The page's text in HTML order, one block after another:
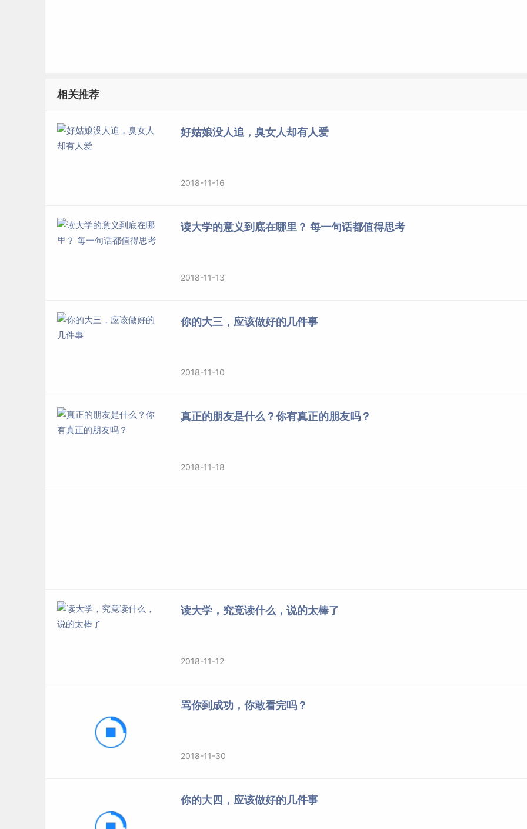
相关推荐
好姑娘没人追，臭女人却有人爱
2018-11-16
读大学的意义到底在哪里？ 每一句话都值得思考
2018-11-13
你的大三，应该做好的几件事
2018-11-10
真正的朋友是什么？你有真正的朋友吗？
2018-11-18
读大学，究竟读什么，说的太棒了
2018-11-12
骂你到成功，你敢看完吗？
2018-11-30
你的大四，应该做好的几件事